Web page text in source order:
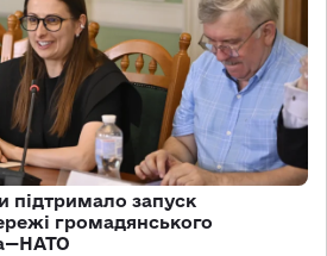
підтримало запуск
громадянського